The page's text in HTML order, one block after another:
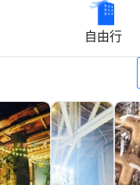
自由行